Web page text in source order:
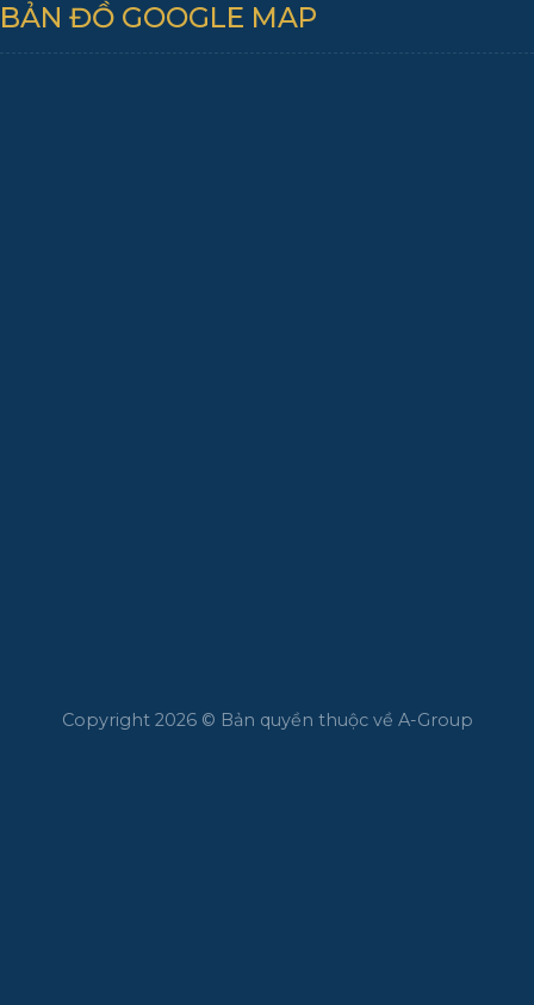
BẢN ĐỒ GOOGLE MAP
Copyright 2026 © Bản quyền thuộc về A-Group